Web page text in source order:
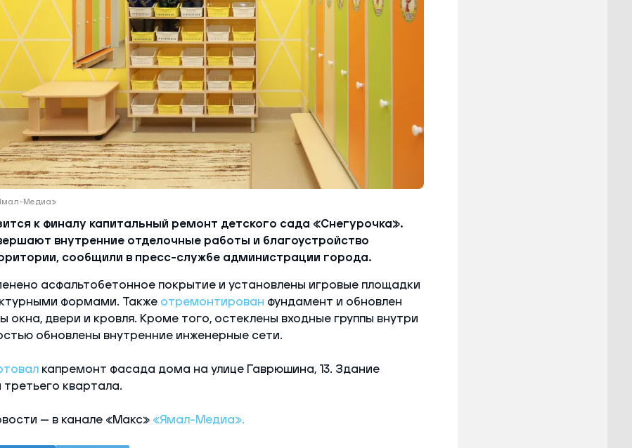
Медиа»
к финалу капитальный ремонт детского сада «Снегурочка».
внутренние отделочные работы и благоустройство
сообщили в пресс-службе администрации города.
асфальтобетонное покрытие и установлены игровые площадки
формами. Также отремонтирован фундамент и обновлен
окна, двери и кровля. Кроме того, остеклены входные группы внутри
обновлены внутренние инженерные сети.
капремонт фасада дома на улице Гаврюшина, 13. Здание
квартала.
— в канале «Макс» «Ямал-Медиа».